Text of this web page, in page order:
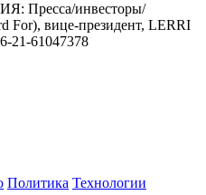
инвесторы/
For), вице-президент, LERRI
21-61047378
Политика Технологии